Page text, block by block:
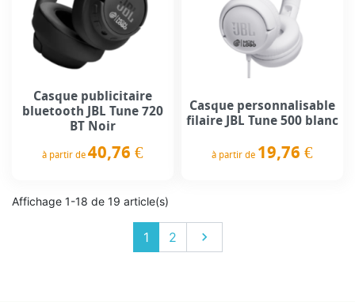
Casque publicitaire
bluetooth JBL Tune 720
BT Noir
à partir de 40,76 €
Casque personnalisable
filaire JBL Tune 500 blanc
à partir de 19,76 €
Affichage 1-18 de 19 article(s)
1 2 Suivant
